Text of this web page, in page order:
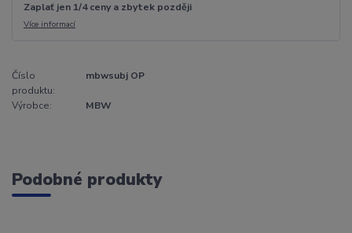
Zaplať jen 1/4 ceny a zbytek později
Více informací
Číslo
produktu:
mbwsubj OP
Výrobce: MBW
Podobné produkty